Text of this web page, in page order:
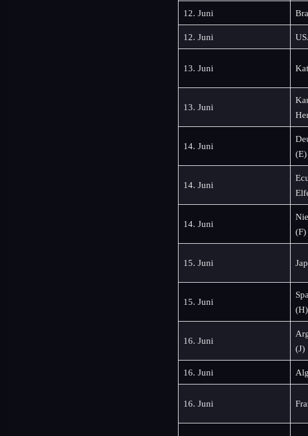
12. Juni
12. Juni
13. Juni
13. Juni
14. Juni
(E)
14. Juni
14. Juni
(F)
15. Juni
15. Juni
(H)
16. Juni
(J)
16. Juni
16. Juni